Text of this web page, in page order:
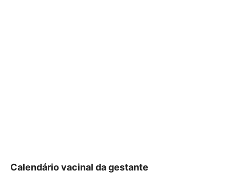
Calendário vacinal da gestante